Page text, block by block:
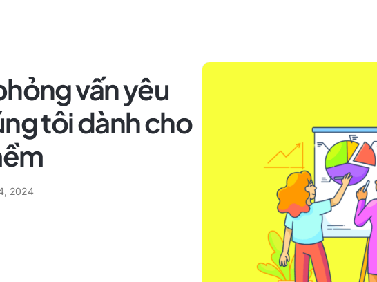
vấn yêu
tôi dành cho
2024